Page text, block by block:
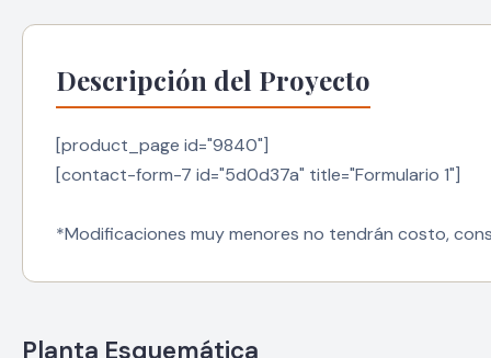
Descripción del Proyecto
[product_page id="9840"]
[contact-form-7 id="5d0d37a" title="Formulario 1"]
*Modificaciones muy menores no tendrán costo,
Planta Esquemática